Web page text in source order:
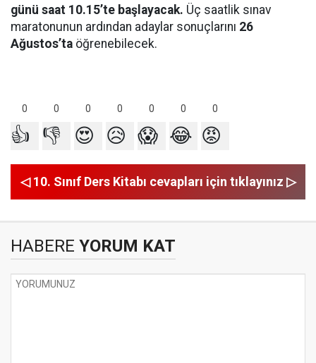
günü saat 10.15’te başlayacak. Üç saatlik sınav
maratonunun ardından adaylar sonuçlarını 26
Ağustos’ta öğrenebilecek.
0 0 0 0 0 0 0
👍 👎 😍 😥 😱 😂 😡
◁ 10. Sınıf Ders Kitabı cevapları için tıklayınız ▷
HABERE YORUM KAT